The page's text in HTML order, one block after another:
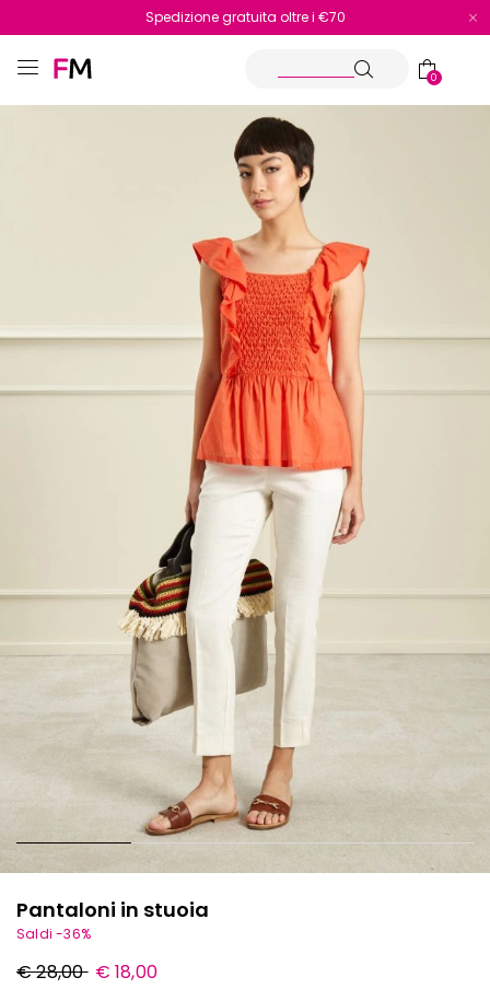
Reso facile e veloce
Spedizione gratuita oltre i €70
0
Pantaloni in stuoia
Saldi -36%
Prezzo
originale
€ 28,00 Nuovo
prezzo
€ 18,00